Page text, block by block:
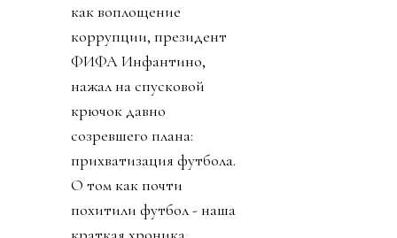
как воплощение
коррупции, президент
ФИФА Инфантино,
нажал на спусковой
крючок давно
созревшего плана:
прихватизация футбола.
О том как почти
похитили футбол - наша